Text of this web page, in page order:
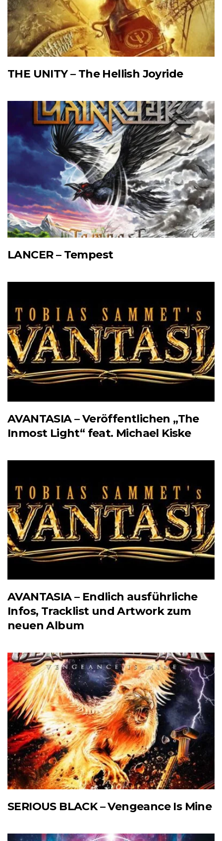
THE UNITY – The Hellish Joyride
LANCER – Tempest
AVANTASIA – Veröffentlichen „The
Inmost Light“ feat. Michael Kiske
AVANTASIA – Endlich ausführliche
Infos, Tracklist und Artwork zum
neuen Album
SERIOUS BLACK – Vengeance Is Mine